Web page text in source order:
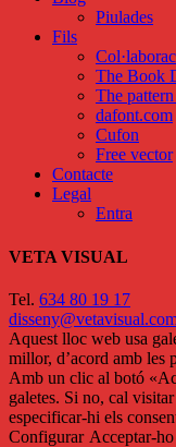
Piulades
Fils
The Book
The
dafont.com
Cufon
Free vector
Contacte
Legal
Entra
VETA VISUAL
Tel. 634 80 19 17
Aquest lloc web usa
millor, d’acord amb les
Amb un clic al botó
galetes. Si no, cal
especificar-hi els
Configurar Acceptar-